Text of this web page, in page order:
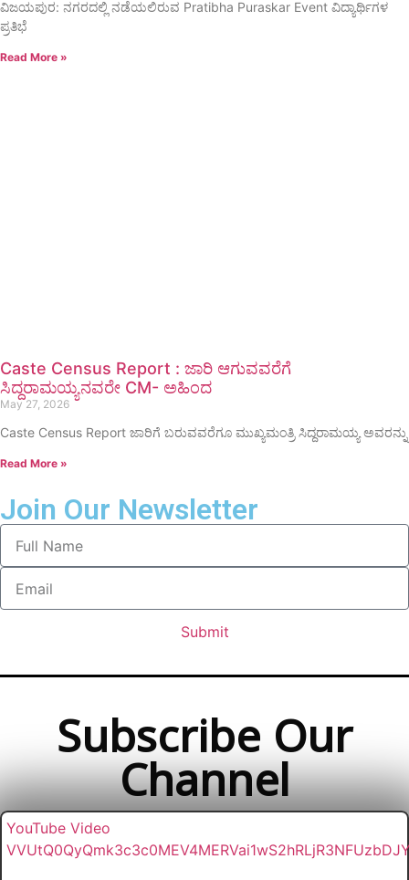
ವಿಜಯಪುರ: ನಗರದಲ್ಲಿ ನಡೆಯಲಿರುವ Pratibha Puraskar Event ವಿದ್ಯಾರ್ಥಿಗಳ
ಪ್ರತಿಭೆ
Read More »
Caste Census Report : ಜಾರಿ ಆಗುವವರೆಗೆ
ಸಿದ್ದರಾಮಯ್ಯನವರೇ CM- ಅಹಿಂದ
May 27, 2026
Caste Census Report ಜಾರಿಗೆ ಬರುವವರೆಗೂ ಮುಖ್ಯಮಂತ್ರಿ ಸಿದ್ದರಾಮಯ್ಯ ಅವರನ್ನು
Read More »
Join Our Newsletter
Submit
Subscribe Our
Channel
YouTube Video